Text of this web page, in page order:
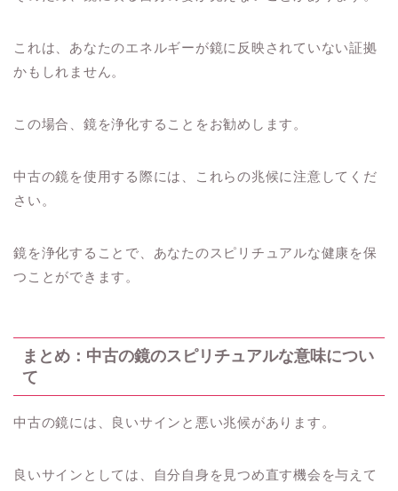
これは、あなたのエネルギーが鏡に反映されていない証拠
かもしれません。
この場合、鏡を浄化することをお勧めします。
中古の鏡を使用する際には、これらの兆候に注意してくだ
さい。
鏡を浄化することで、あなたのスピリチュアルな健康を保
つことができます。
まとめ：中古の鏡のスピリチュアルな意味につい
て
中古の鏡には、良いサインと悪い兆候があります。
良いサインとしては、自分自身を見つめ直す機会を与えて